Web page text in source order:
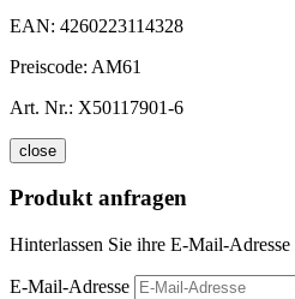
EAN: 4260223114328
Preiscode: AM61
Art. Nr.: X50117901-6
close
Produkt anfragen
Hinterlassen Sie ihre E-Mail-
E-Mail-Adresse